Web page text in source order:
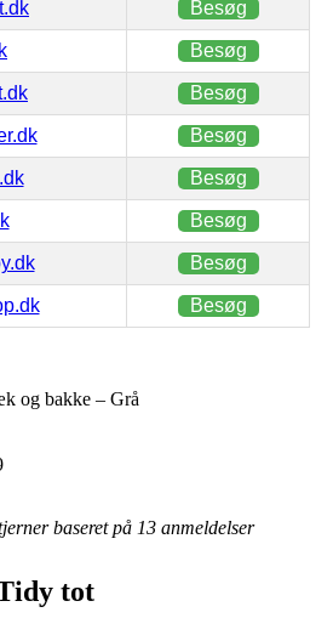
Besøg
Besøg
Besøg
Besøg
Besøg
Besøg
Besøg
Besøg
og bakke – Grå
baseret på 13 anmeldelser
tot